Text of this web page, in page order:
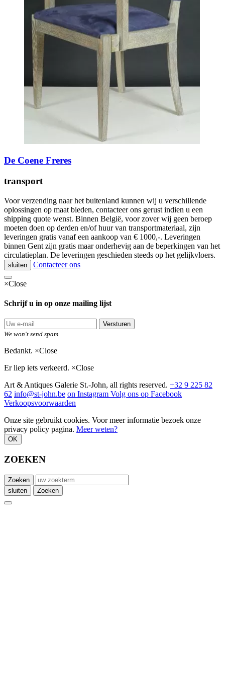
De Coene Freres
transport
Voor verzending naar het buitenland kunnen wij u verschillende
oplossingen op maat bieden, contacteer ons gerust indien u een
shipping quote wenst. Binnen België, voor zover wij geen beroep
moeten doen op derden en/of huur van transportmateriaal, zijn
leveringen gratis vanaf een aankoop van € 1000,-. Leveringen
binnen Gent zijn gratis maar onderhevig aan de beperkingen van het
circulatieplan. De leveringen geschieden steeds op het gelijkvloers.
sluiten Contacteer ons
×Close
Schrijf u in op onze mailing lijst
Versturen
We won't send spam.
Bedankt. ×Close
Er liep iets verkeerd. ×Close
Art & Antiques Galerie St.-John, all rights reserved. +32 9 225 82
62 info@st-john.be on Instagram Volg ons op Facebook
Verkoopsvoorwaarden
Onze site gebruikt cookies. Voor meer informatie bezoek onze
privacy policy pagina. Meer weten?
OK
ZOEKEN
Zoeken
sluiten
Zoeken